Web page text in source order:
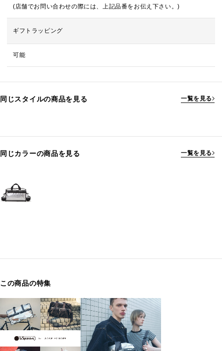
(店舗でお問い合わせの際には、上記品番をお伝え下さい。)
ギフトラッピング
可能
同じスタイルの商品を見る 一覧を見る
同じカラーの商品を見る 一覧を見る
この商品の特集